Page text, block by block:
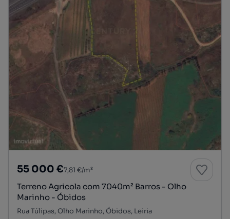
55 000 €7,81 €/m²
Terreno Agricola com 7040m² Barros - Olho
Marinho - Óbidos
Rua Túlipas, Olho Marinho, Óbidos, Leiria